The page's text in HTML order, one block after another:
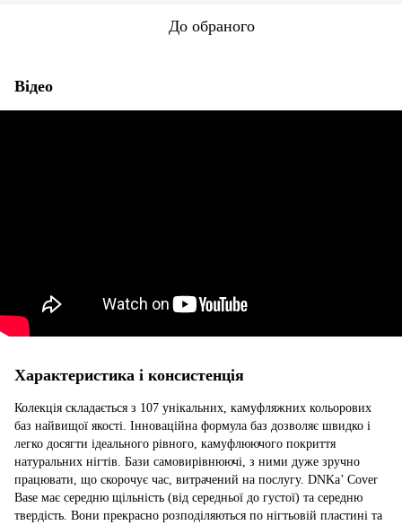
До обраного
Відео
Характеристика і консистенція
Колекція складається з 107 унікальних, камуфляжних кольорових
баз найвищої якості. Інноваційна формула баз дозволяє швидко і
легко досягти ідеального рівного, камуфлюючого покриття
натуральних нігтів. Бази самовирівнюючі, з ними дуже зручно
працювати, що скорочує час, витрачений на послугу. DNKa’ Cover
Base має середню щільність (від середньої до густої) та середню
твердість. Вони прекрасно розподіляються по нігтьовій пластині та